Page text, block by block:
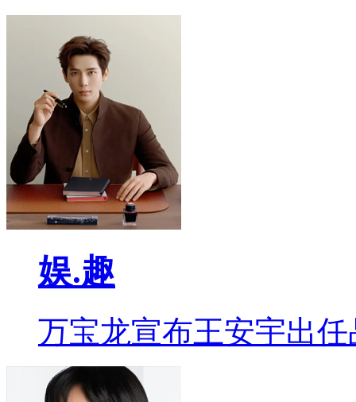
娱.趣
万宝龙宣布王安宇出